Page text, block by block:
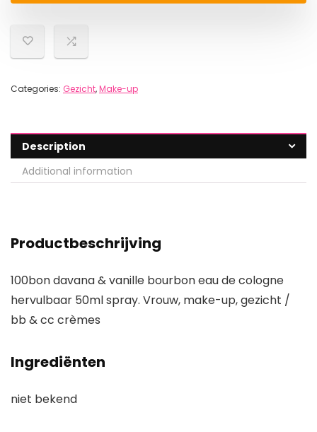
Categories: Gezicht,Make-up
Description
Additional information
Productbeschrijving
100bon davana & vanille bourbon eau de cologne
hervulbaar 50ml spray. Vrouw, make-up, gezicht /
bb & cc crèmes
Ingrediënten
niet bekend